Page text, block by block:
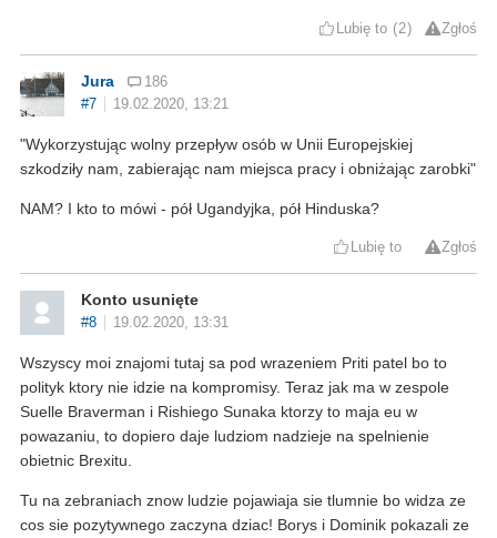
Lubię to 2 Zgłoś
Jura
186
#7
19.02.2020, 13:21
"Wykorzystując wolny przepływ osób w Unii Europejskiej
szkodziły nam, zabierając nam miejsca pracy i obniżając zarobki"
NAM? I kto to mówi - pół Ugandyjka, pół Hinduska?
Lubię to Zgłoś
Konto usunięte
#8 19.02.2020, 13:31
Wszyscy moi znajomi tutaj sa pod wrazeniem Priti patel bo to
polityk ktory nie idzie na kompromisy. Teraz jak ma w zespole
Suelle Braverman i Rishiego Sunaka ktorzy to maja eu w
powazaniu, to dopiero daje ludziom nadzieje na spelnienie
obietnic Brexitu.
Tu na zebraniach znow ludzie pojawiaja sie tlumnie bo widza ze
cos sie pozytywnego zaczyna dziac! Borys i Dominik pokazali ze